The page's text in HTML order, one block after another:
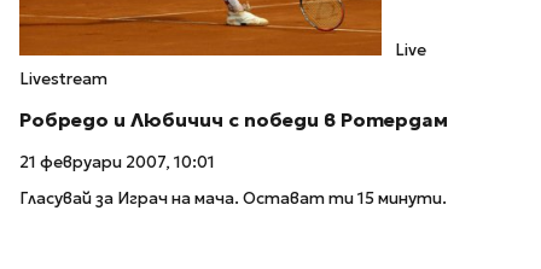
Live
Livestream
Робредо и Любичич с победи в Ротердам
21 февруари 2007, 10:01
Гласувай за Играч на мача. Остават ти 15 минути.